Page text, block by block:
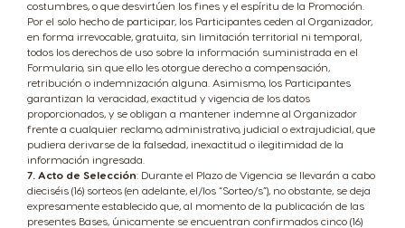
costumbres, o que desvirtúen los fines y el espíritu de la Promoción.
Por el solo hecho de participar, los Participantes ceden al Organizador,
en forma irrevocable, gratuita, sin limitación territorial ni temporal,
todos los derechos de uso sobre la información suministrada en el
Formulario, sin que ello les otorgue derecho a compensación,
retribución o indemnización alguna. Asimismo, los Participantes
garantizan la veracidad, exactitud y vigencia de los datos
proporcionados, y se obligan a mantener indemne al Organizador
frente a cualquier reclamo, administrativo, judicial o extrajudicial, que
pudiera derivarse de la falsedad, inexactitud o ilegitimidad de la
información ingresada.
7. Acto de Selección: Durante el Plazo de Vigencia se llevarán a cabo
dieciséis (16) sorteos (en adelante, el/los “Sorteo/s”), no obstante, se deja
expresamente establecido que, al momento de la publicación de las
presentes Bases, únicamente se encuentran confirmados cinco (16)